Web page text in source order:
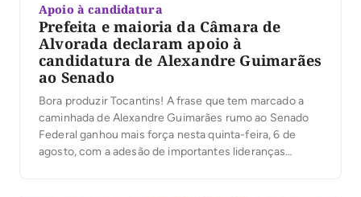
Apoio à candidatura
Prefeita e maioria da Câmara de
Alvorada declaram apoio à
candidatura de Alexandre Guimarães
ao Senado
Bora produzir Tocantins! A frase que tem marcado a
caminhada de Alexandre Guimarães rumo ao Senado
Federal ganhou mais força nesta quinta-feira, 6 de
agosto, com a adesão de importantes lideranças